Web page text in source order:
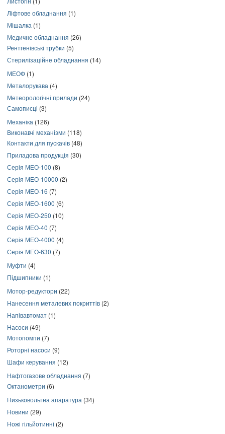
Ліфтове обладнання (1)
Мішалка (1)
Медичне обладнання (26)
Рентгенівські трубки (5)
Стерилізаційне обладнання (14)
МЕОФ (1)
Металорукава (4)
Метеорологічні прилади (24)
Самописці (3)
Механіка (126)
Виконавчі механізми (118)
Контакти для пускачів (48)
Приладова продукція (30)
Серія МЕО-100 (8)
Серія МЕО-10000 (2)
Серія МЕО-16 (7)
Серія МЕО-1600 (6)
Серія МЕО-250 (10)
Серія МЕО-40 (7)
Серія МЕО-4000 (4)
Серія МЕО-630 (7)
Муфти (4)
Підшипники (1)
Мотор-редуктори (22)
Нанесення металевих покриттів (2)
Напівавтомат (1)
Насоси (49)
Мотопомпи (7)
Роторні насоси (9)
Шафи керування (12)
Нафтогазове обладнання (7)
Октанометри (6)
Низьковольтна апаратура (34)
Новини (29)
Ножі гільйотинні (2)